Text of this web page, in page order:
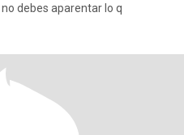
debes aparentar lo q